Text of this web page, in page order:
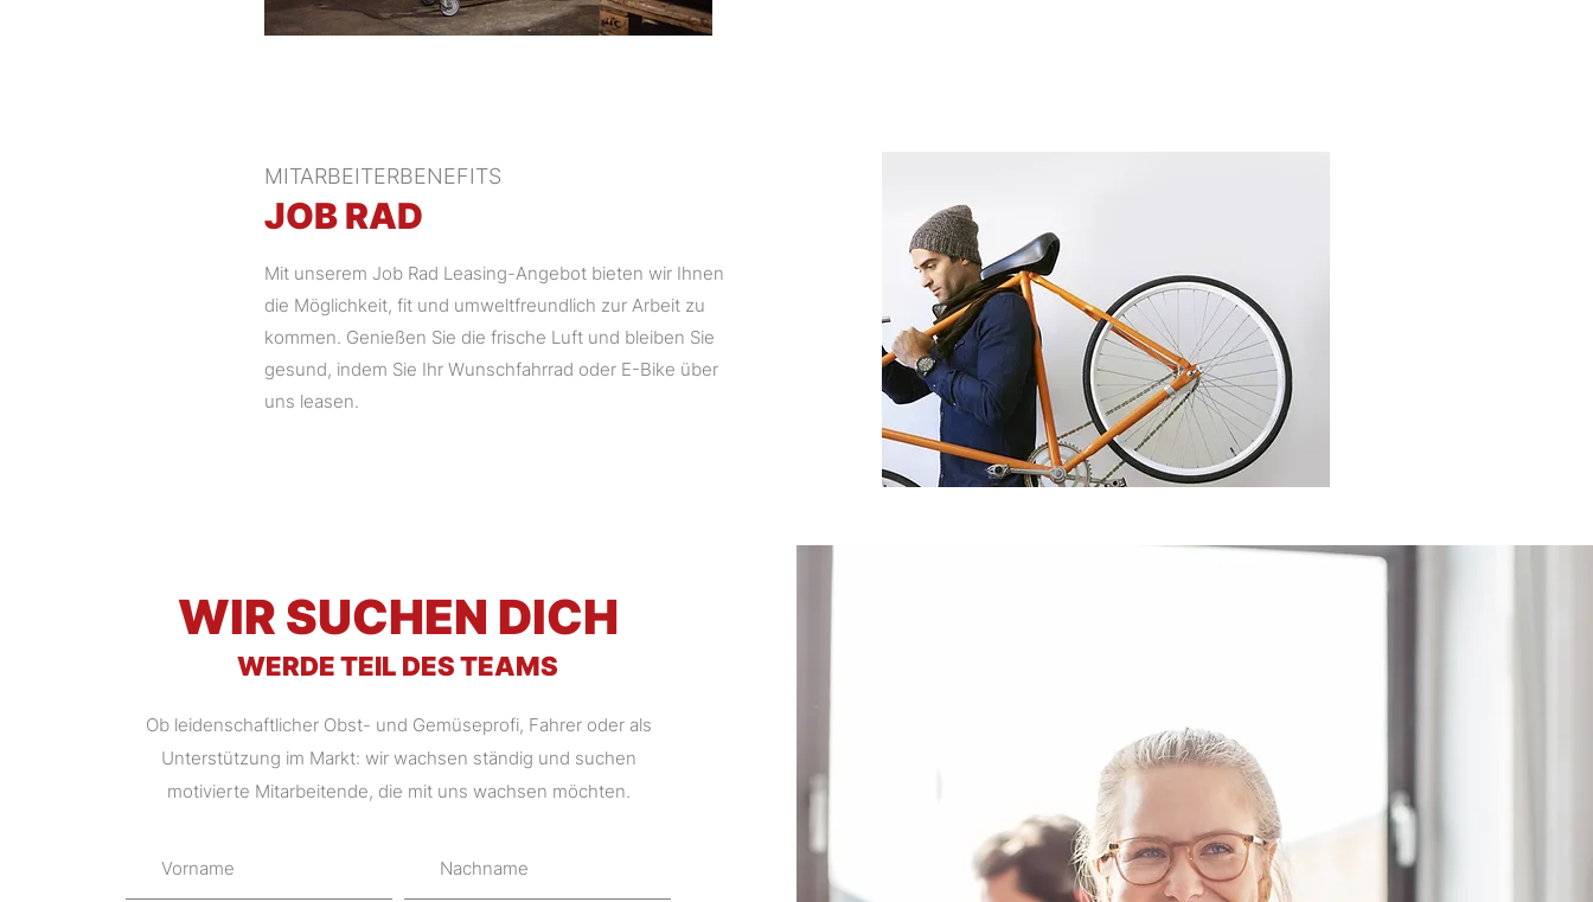
MITARBEITERBENEFITS
JOB RAD
Mit unserem Job Rad Leasing-Angebot bieten wir Ihnen
die Möglichkeit, fit und umweltfreundlich zur Arbeit zu
kommen. Genießen Sie die frische Luft und bleiben Sie
gesund, indem Sie Ihr Wunschfahrrad oder E-Bike über
uns leasen.
WIR SUCHEN DICH
WERDE TEIL DES TEAMS
Ob leidenschaftlicher Obst- und Gemüseprofi, Fahrer oder als
Unterstützung im Markt: wir wachsen ständig und suchen
motivierte Mitarbeitende, die mit uns wachsen möchten.